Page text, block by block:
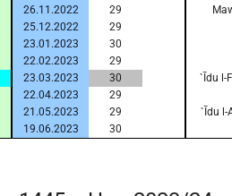
26.11.2022 29
25.12.2022
29
23.01.2023
30
22.02.2023
29
23.03.2023 30
`Īdu l-
22.04.2023
29
21.05.2023 29
`Īdu l-
19.06.2023 30